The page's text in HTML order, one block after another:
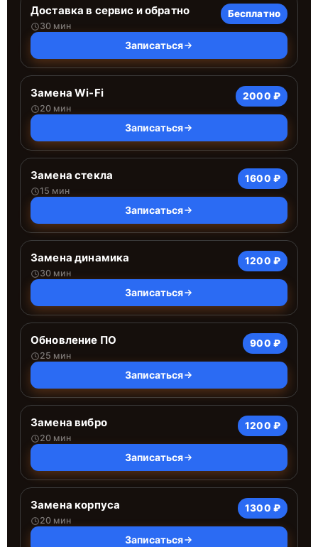
Доставка в сервис и обратно
30 мин
Бесплатно
Записаться
Замена Wi-Fi
20 мин
2000 ₽
Записаться
Замена стекла
15 мин
1600 ₽
Записаться
Замена динамика
30 мин
1200 ₽
Записаться
Обновление ПО
25 мин
900 ₽
Записаться
Замена вибро
20 мин
1200 ₽
Записаться
Замена корпуса
20 мин
1300 ₽
Записаться